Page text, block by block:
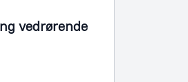
vedrørende